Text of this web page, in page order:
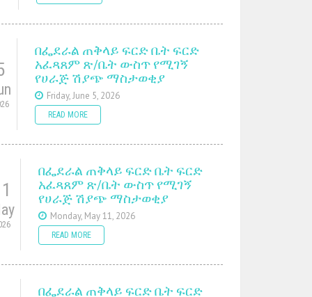
በፌደራል ጠቅላይ ፍርድ ቤት ፍርድ
አፈጻጸም ጽ/ቤት ውስጥ የሚገኝ
የሀራጅ ሽያጭ ማስታወቂያ
Friday, June 5, 2026
READ MORE
በፌደራል ጠቅላይ ፍርድ ቤት ፍርድ
አፈጻጸም ጽ/ቤት ውስጥ የሚገኝ
የሀራጅ ሽያጭ ማስታወቂያ
Monday, May 11, 2026
READ MORE
በፌደራል ጠቅላይ ፍርድ ቤት ፍርድ